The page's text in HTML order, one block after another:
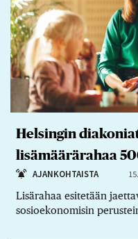
Helsingin
lisämäärärahaa
AJANKOHTAISTA
Lisärahaa esitetään
sosioekonomisin